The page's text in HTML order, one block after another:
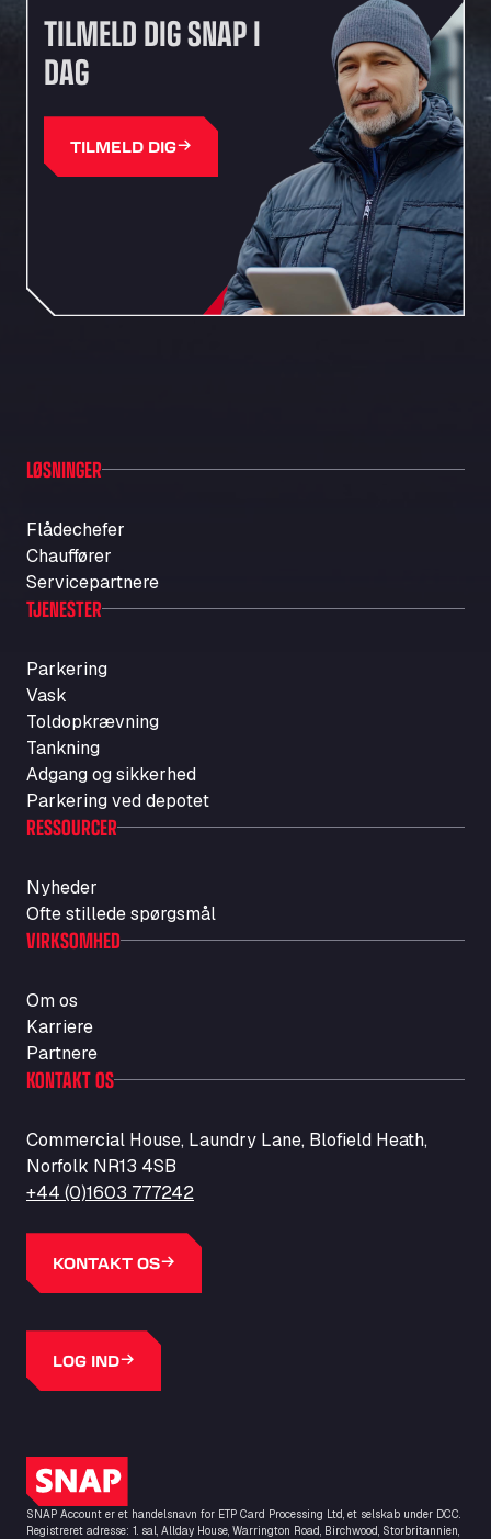
TILMELD DIG SNAP I
DAG
TILMELD DIG
LØSNINGER
Flådechefer
Chauffører
Servicepartnere
TJENESTER
Parkering
Vask
Toldopkrævning
Tankning
Adgang og sikkerhed
Parkering ved depotet
RESSOURCER
Nyheder
Ofte stillede spørgsmål
VIRKSOMHED
Om os
Karriere
Partnere
KONTAKT OS
Commercial House, Laundry Lane, Blofield Heath,
Norfolk NR13 4SB
+44 (0)1603 777242
KONTAKT OS
LOG IND
SNAP-logo
SNAP Account er et handelsnavn for ETP Card Processing Ltd, et selskab under DCC.
Registreret adresse: 1. sal, Allday House, Warrington Road, Birchwood, Storbritannien,